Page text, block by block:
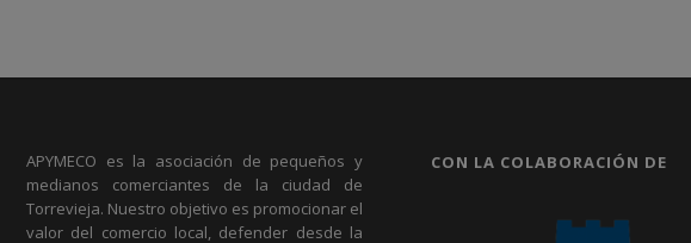
APYMECO es la asociación de pequeños y
medianos comerciantes de la ciudad de
Torrevieja. Nuestro objetivo es promocionar el
valor del comercio local, defender desde la
CON LA COLABORACIÓN DE